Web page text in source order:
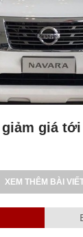
giá
XEM THÊM BÀI